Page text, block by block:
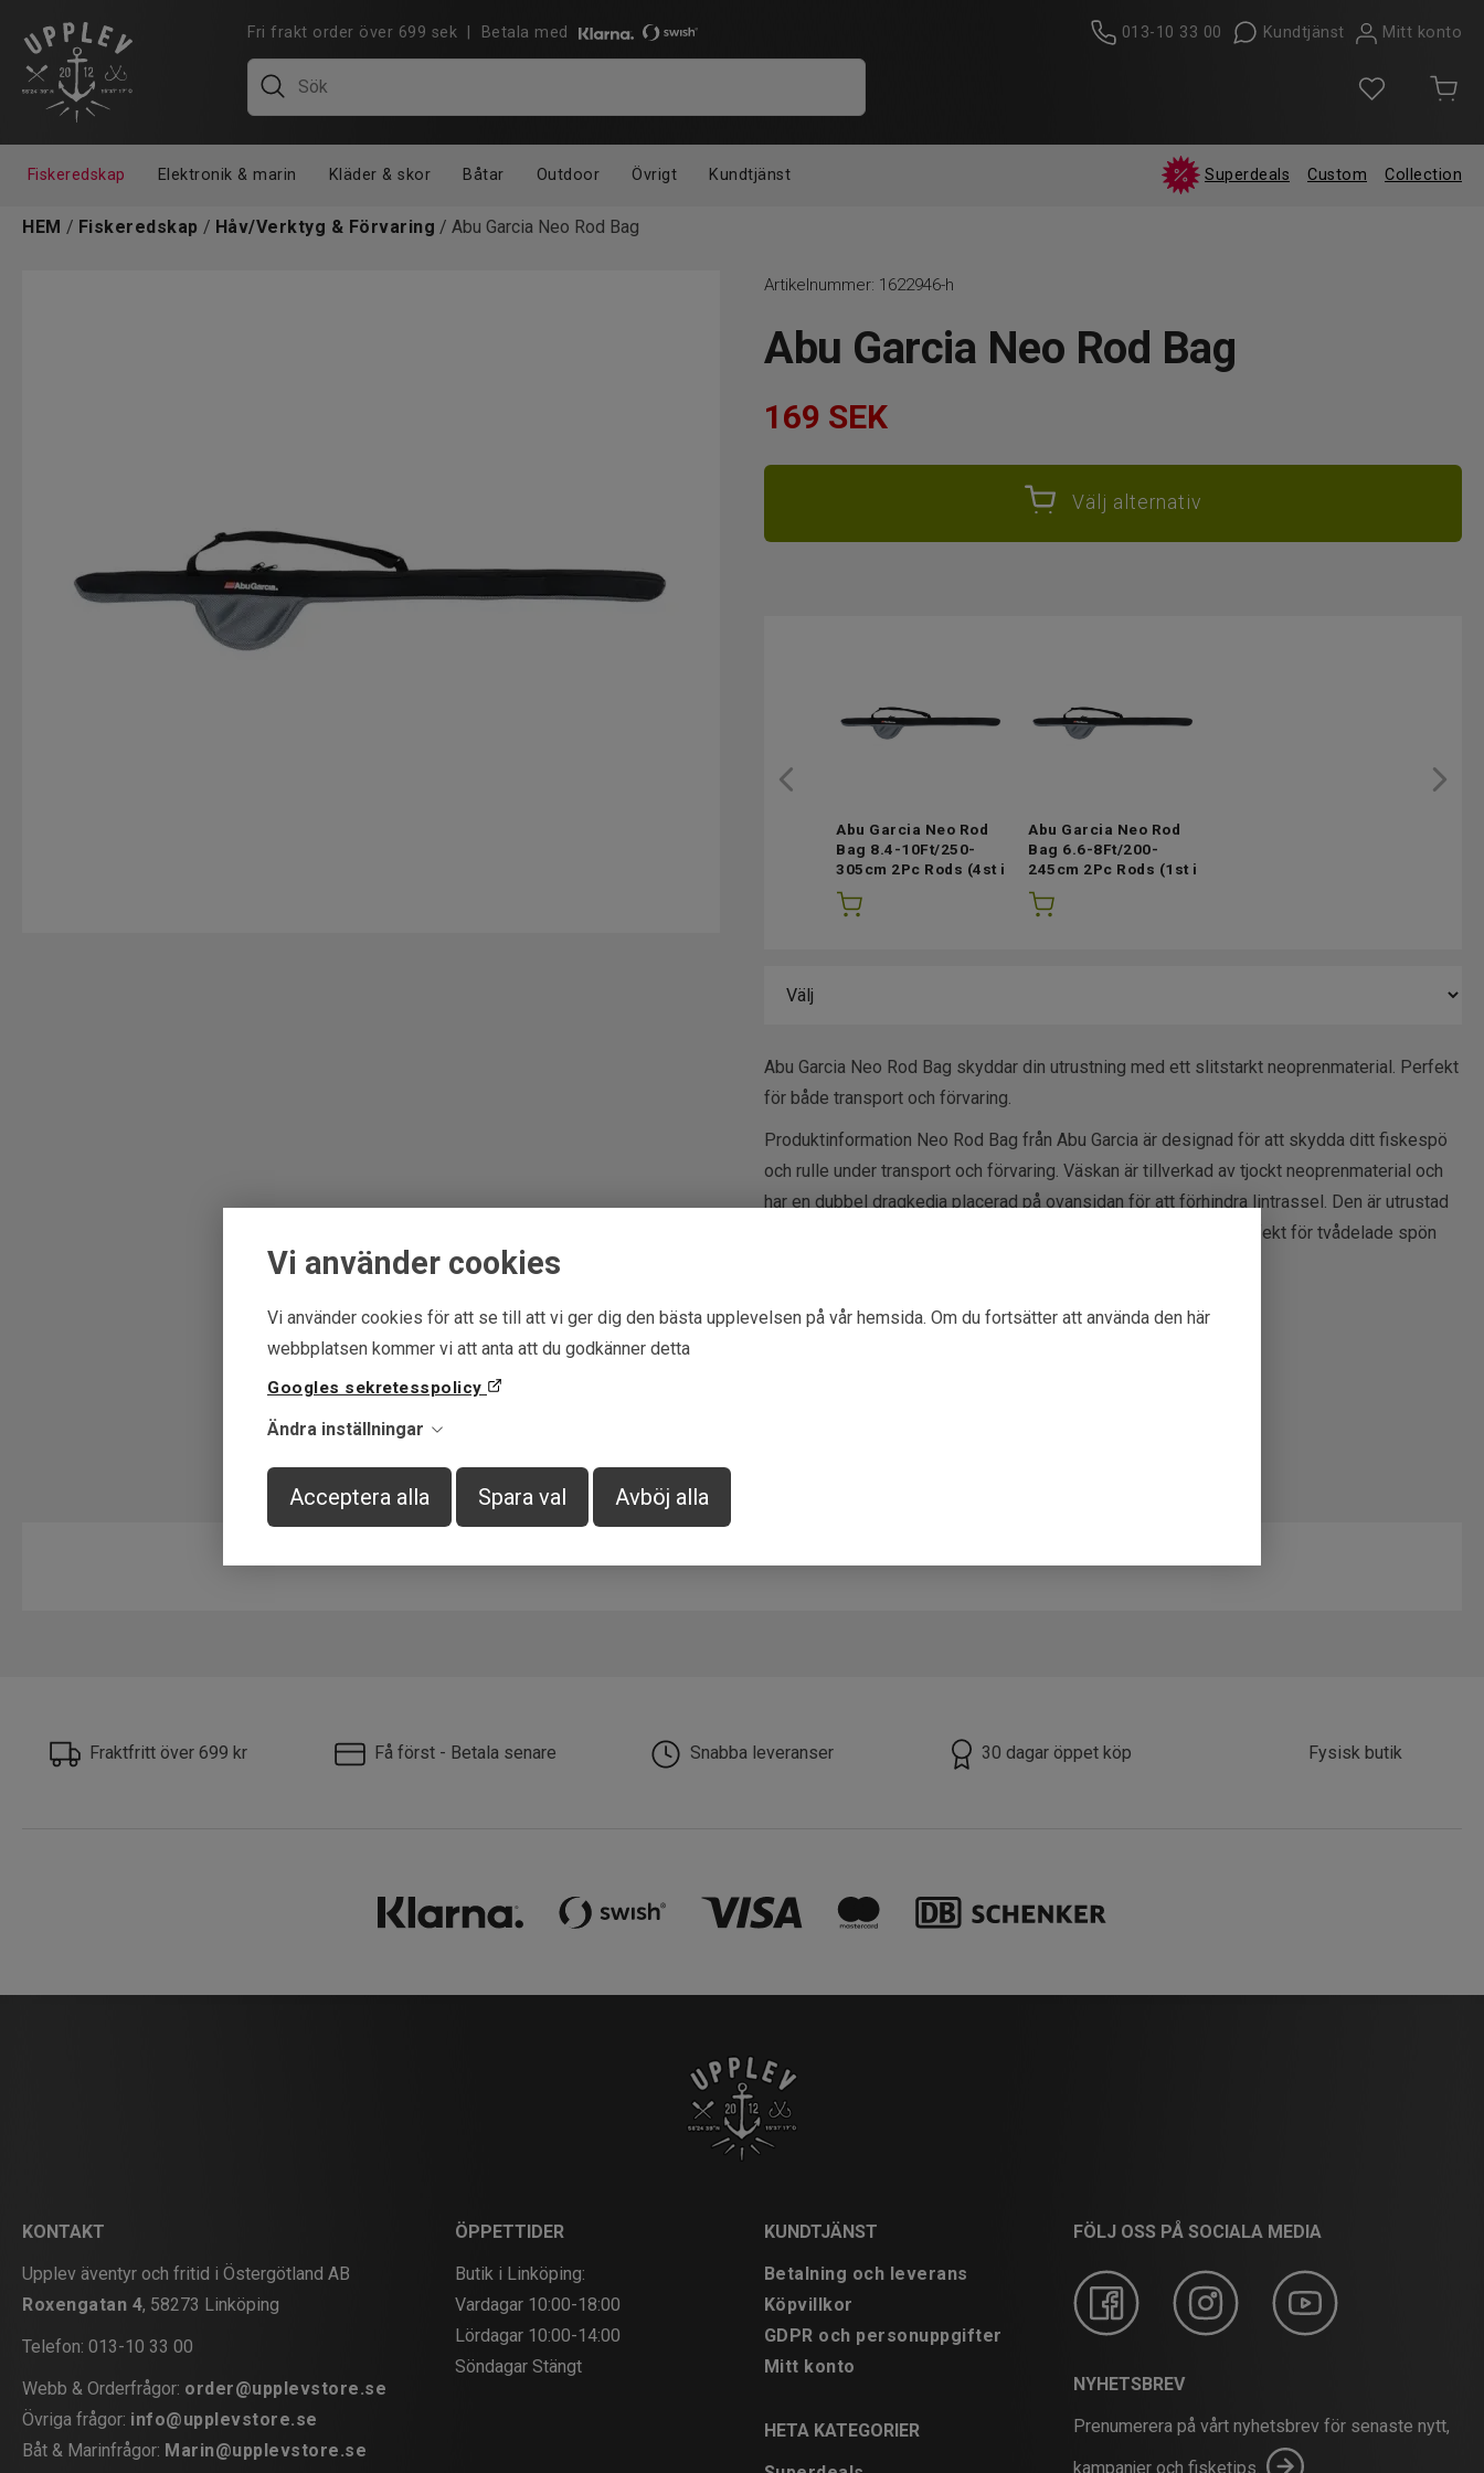
Vi använder cookies
Vi använder cookies för att se till att vi ger dig den bästa upplevelsen på vår hemsida. Om du fortsätter att använda den här
webbplatsen kommer vi att anta att du godkänner detta
Googles sekretesspolicy
Ändra inställningar
Acceptera alla Spara val Avböj alla
Fri frakt order över 699 sek | Betala med 013-10 33 00 Kundtjänst Mitt konto
Fiskeredskap Elektronik & marin Kläder & skor Båtar Outdoor Övrigt Kundtjänst Superdeals Custom Collection
HEM / Fiskeredskap / Håv/Verktyg & Förvaring / Abu Garcia Neo Rod Bag
Artikelnummer: 1622946-h
Abu Garcia Neo Rod Bag
169 SEK
Välj alternativ
Abu Garcia Neo Rod
Bag 8.4-10Ft/250-
305cm 2Pc Rods (4st i
lager)
Abu Garcia Neo Rod
Bag 6.6-8Ft/200-
245cm 2Pc Rods (1st i
lager)
Abu Garcia Neo Rod Bag skyddar din utrustning med ett slitstarkt neoprenmaterial. Perfekt
för både transport och förvaring.
Produktinformation Neo Rod Bag från Abu Garcia är designad för att skydda ditt fiskespö
och rulle under transport och förvaring. Väskan är tillverkad av tjockt neoprenmaterial och
har en dubbel dragkedja placerad på ovansidan för att förhindra lintrassel. Den är utrustad
med en justerbar axelrem för enkel och bekväm användning. Perfekt för tvådelade spön
Högkvalitativt neoprenmaterial för optimalt skydd
Fraktfritt över 699 kr Få först - Betala senare Snabba leveranser 30 dagar öppet köp Fysisk butik
KONTAKT
Upplev äventyr och fritid i Östergötland AB
Roxengatan 4, 58273 Linköping
Telefon: 013-10 33 00
Webb & Orderfrågor: order@upplevstore.se
Övriga frågor: info@upplevstore.se
Båt & Marinfrågor: Marin@upplevstore.se
ÖPPETTIDER
Butik i Linköping:
Vardagar 10:00-18:00
Lördagar 10:00-14:00
Söndagar Stängt
KUNDTJÄNST
Betalning och leverans
Köpvillkor
GDPR och personuppgifter
Mitt konto
HETA KATEGORIER
FÖLJ OSS PÅ SOCIALA MEDIA
NYHETSBREV
Prenumerera på vårt nyhetsbrev för senaste nytt,
kampanjer och fisketips.